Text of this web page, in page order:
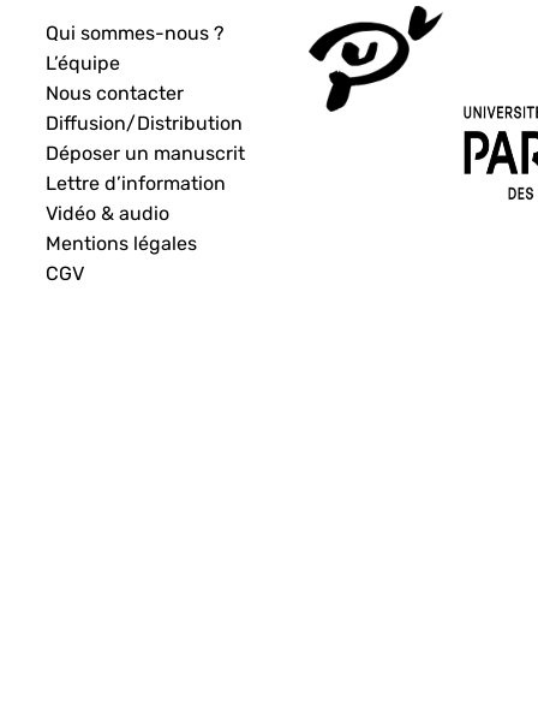
Qui sommes-nous ?
L’équipe
Nous contacter
Diffusion/Distribution
Déposer un manuscrit
Lettre d’information
Vidéo & audio
Mentions légales
CGV